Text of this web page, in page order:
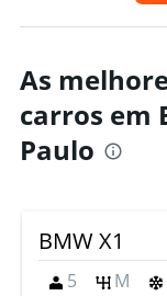
As
carros em
Paulo
BMW X1
5
M